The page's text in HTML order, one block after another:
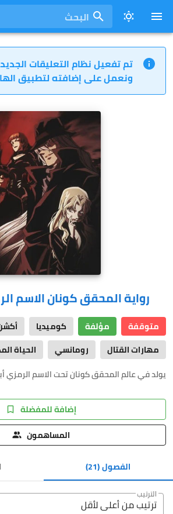
البحث
تم تفعيل نظام التعليقات
ونعمل على إضافته لتطبيق
رواية المحقق كونان الاسم
متوقفة مؤلفة كوميديا
مهارات القتال
رومانسي
الحياة
يولد في عالم المحقق كونان تحت الاسم الرمزي
إضافة للمفضلة
المساهمون
الفصول(21)
الترتيب
ترتيب من أعلى ﻷقل